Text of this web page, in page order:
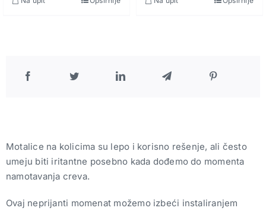
Motalice na kolicima su lepo i korisno rešenje, ali često
umeju biti iritantne posebno kada dođemo do momenta
namotavanja creva.
Ovaj neprijanti momenat možemo izbeći instaliranjem